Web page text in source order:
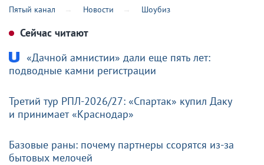
Пятый канал Новости Шоубиз
Сейчас читают
«Дачной амнистии» дали еще пять лет:
подводные камни регистрации
Третий тур РПЛ-2026/27: «Спартак» купил Даку
и принимает «Краснодар»
Базовые раны: почему партнеры ссорятся из-за
бытовых мелочей